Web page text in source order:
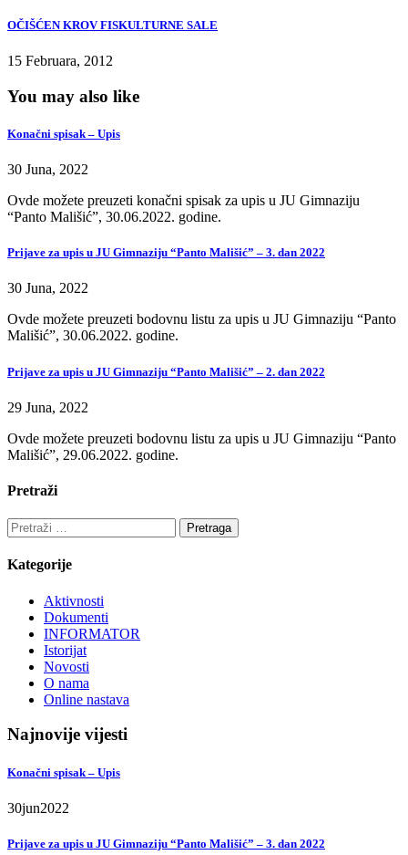
OČIŠĆEN KROV FISKULTURNE SALE
15 Februara, 2012
You may also like
Konačni spisak – Upis
30 Juna, 2022
Ovde možete preuzeti konačni spisak za upis u JU Gimnaziju
“Panto Mališić”, 30.06.2022. godine.
Prijave za upis u JU Gimnaziju “Panto Mališić” – 3. dan 2022
30 Juna, 2022
Ovde možete preuzeti bodovnu listu za upis u JU Gimnaziju “Panto
Mališić”, 30.06.2022. godine.
Prijave za upis u JU Gimnaziju “Panto Mališić” – 2. dan 2022
29 Juna, 2022
Ovde možete preuzeti bodovnu listu za upis u JU Gimnaziju “Panto
Mališić”, 29.06.2022. godine.
Pretraži
Pretraga:
Kategorije
Aktivnosti
Dokumenti
INFORMATOR
Istorijat
Novosti
O nama
Online nastava
Najnovije vijesti
Konačni spisak – Upis
30jun2022
Prijave za upis u JU Gimnaziju “Panto Mališić” – 3. dan 2022